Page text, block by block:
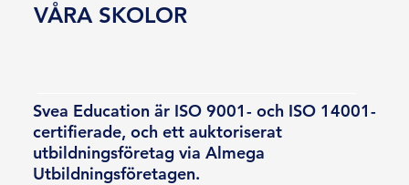
Svea Education är ISO 9001- och ISO 14001-
certifierade, och ett auktoriserat
utbildningsföretag via Almega
Utbildningsföretagen.
VÅRA SKOLOR